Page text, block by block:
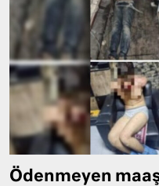
Ödenmeyen